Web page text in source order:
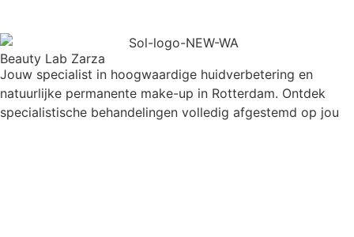
Beauty Lab Zarza
Jouw specialist in hoogwaardige huidverbetering en
natuurlijke permanente make-up in Rotterdam. Ontdek
specialistische behandelingen volledig afgestemd op jou